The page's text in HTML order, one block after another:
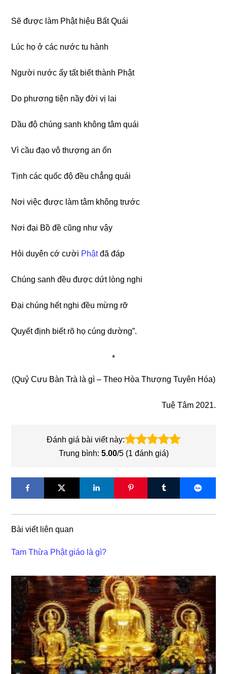
Sẽ được làm Phật hiệu Bất Quái
Lúc họ ở các nước tu hành
Người nước ấy tất biết thành Phật
Do phương tiện nầy đời vị lai
Dầu độ chúng sanh không tâm quái
Vì cầu đạo vô thượng an ổn
Tịnh các quốc độ đều chẳng quái
Nơi việc được làm tâm không trước
Nơi đại Bồ đề cũng như vậy
Hỏi duyên cớ cười Phậtđã đáp
Chúng sanh đều được dứt lòng nghi
Ðại chúng hết nghi đều mừng rỡ
Quyết định biết rõ họ cúng dường”.
*
(Quỷ Cưu Bàn Trà là gì – Theo Hòa Thượng Tuyên Hóa)
Tuệ Tâm 2021.
Đánh giá bài viết này:
Trung bình: 5.00/5 (1 đánh giá)
Bài viết liên quan
Tam Thừa Phật giáo là gì?